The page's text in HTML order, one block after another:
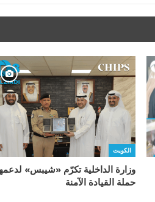
الكويت
وزارة الداخلية تكرّم «شيبس»
حملة القيادة الآمنة